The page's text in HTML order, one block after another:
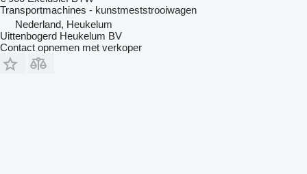
Transportmachines - kunstmeststrooiwagen
Nederland, Heukelum
Uittenbogerd Heukelum BV
Contact opnemen met verkoper